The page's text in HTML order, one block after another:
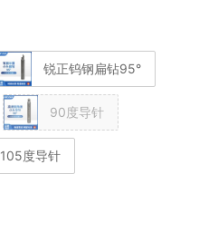
锐正钨钢扁钻95°
90度导针
105度导针